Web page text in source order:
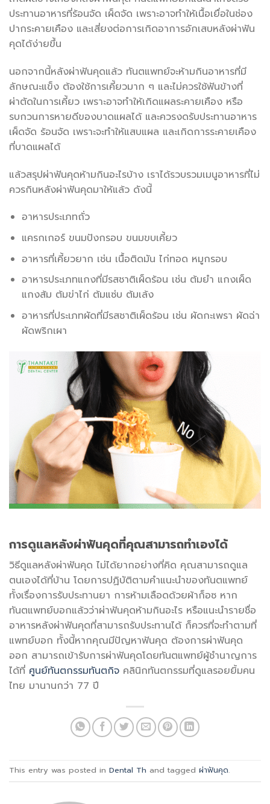
ประทานอาหารที่ร้อนจัด เผ็ดจัด เพราะอาจทำให้เนื้อเยื่อในช่อง
ปากระคายเคือง และเสี่ยงต่อการเกิดอาการอักเสบหลังผ่าฟัน
คุดได้ง่ายขึ้น
นอกจากนี้หลังผ่าฟันคุดแล้ว ทันตแพทย์จะห้ามกินอาหารที่มี
ลักษณะแข็ง ต้องใช้การเคี้ยวมาก ๆ และไม่ควรใช้ฟันข้างที่
ผ่าตัดในการเคี้ยว เพราะอาจทำให้เกิดแผลระคายเคือง หรือ
รบกวนการหายดีของบาดแผลได้ และควรงดรับประทานอาหาร
เผ็ดจัด ร้อนจัด เพราะจะทำให้แสบแผล และเกิดการระคายเคือง
ที่บาดแผลได้
แล้วสรุปผ่าฟันคุดห้ามกินอะไรบ้าง เราได้รวบรวมเมนูอาหารที่ไม่
ควรกินหลังผ่าฟันคุดมาให้แล้ว ดังนี้
อาหารประเภทถั่ว
แครกเกอร์ ขนมปังกรอบ ขนมขบเคี้ยว
อาหารที่เคี้ยวยาก เช่น เนื้อติดมัน ไก่ทอด หมูกรอบ
อาหารประเภทแกงที่มีรสชาติเผ็ดร้อน เช่น ต้มยำ แกงเผ็ด
แกงส้ม ต้มข่าไก่ ต้มแซ่บ ต้มเล้ง
อาหารที่ประเภทผัดที่มีรสชาติเผ็ดร้อน เช่น ผัดกะเพรา ผัดฉ่า
ผัดพริกเผา
การดูแลหลังผ่าฟันคุดที่คุณสามารถทำเองได้
วิธีดูแลหลังผ่าฟันคุด ไม่ได้ยากอย่างที่คิด คุณสามารถดูแล
ตนเองได้ที่บ้าน โดยการปฏิบัติตามคำแนะนำของทันตแพทย์
ทั้งเรื่องการรับประทานยา การห้ามเลือดด้วยผ้าก็อซ หาก
ทันตแพทย์บอกแล้วว่าผ่าฟันคุดห้ามกินอะไร หรือแนะนำรายชื่อ
อาหารหลังผ่าฟันคุดที่สามารถรับประทานได้ ก็ควรที่จะทำตามที่
แพทย์บอก ทั้งนี้หากคุณมีปัญหาฟันคุด ต้องการผ่าฟันคุด
ออก สามารถเข้ารับการผ่าฟันคุดโดยทันตแพทย์ผู้ชำนาญการ
ได้ที่ ศูนย์ทันตกรรมทันตกิจ คลินิกทันตกรรมที่ดูแลรอยยิ้มคน
ไทย มานานกว่า 77 ปี
This entry was posted in Dental Th and tagged ผ่าฟันคุด.